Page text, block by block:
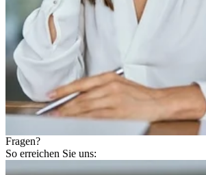
Fragen?
So erreichen Sie uns: